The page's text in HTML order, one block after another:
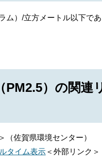
ム）/立方メートル以下で
PM2.5）の関連
（佐賀県環境センター）
タイム表示 ＜外部リンク＞